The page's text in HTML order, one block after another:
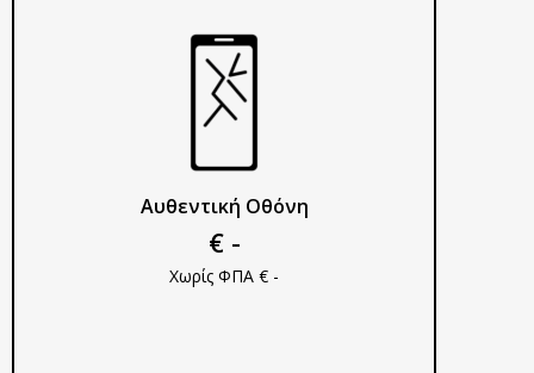
Αυθεντική Οθόνη
€ -
Χωρίς ΦΠΑ € -